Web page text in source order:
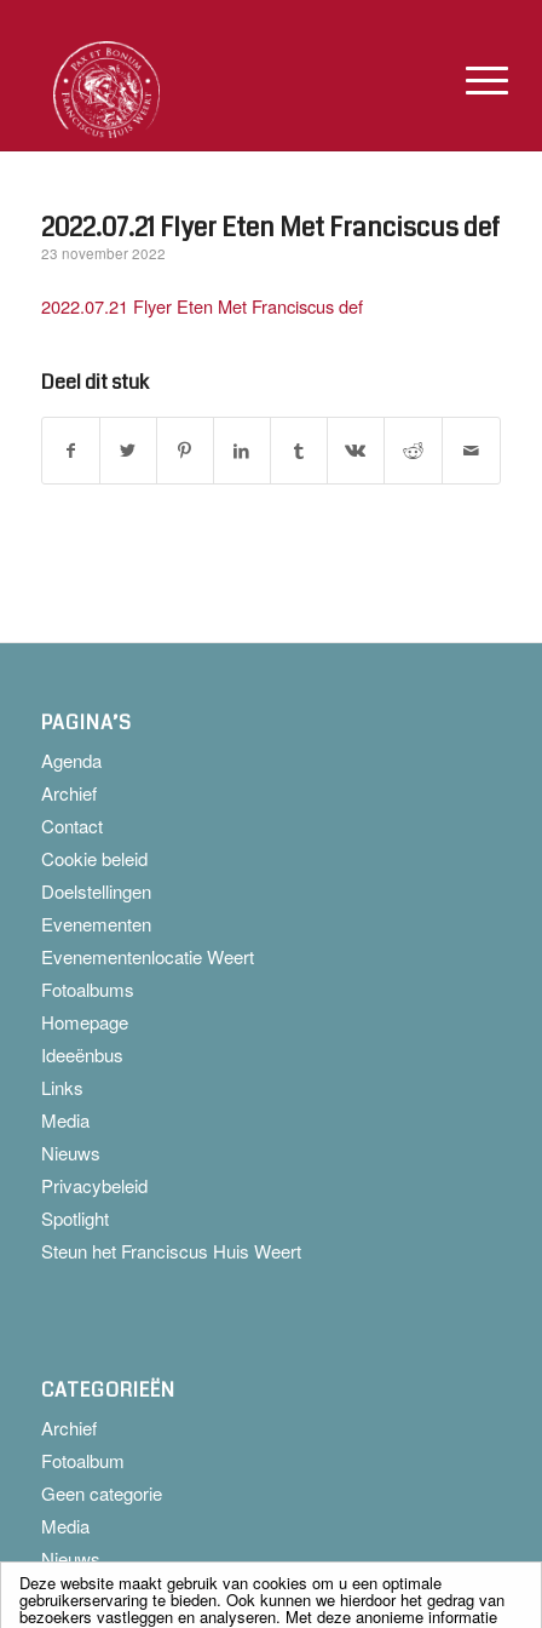
2022.07.21 Flyer Eten Met Franciscus def
23 november 2022
2022.07.21 Flyer Eten Met Franciscus def
Deel dit stuk
PAGINA’S
Agenda
Archief
Contact
Cookie beleid
Doelstellingen
Evenementen
Evenementenlocatie Weert
Fotoalbums
Homepage
Ideeënbus
Links
Media
Nieuws
Privacybeleid
Spotlight
Steun het Franciscus Huis Weert
CATEGORIEËN
Archief
Fotoalbum
Geen categorie
Media
Nieuws
Deze website maakt gebruik van cookies om u een optimale
gebruikerservaring te bieden. Ook kunnen we hierdoor het gedrag van
bezoekers vastleggen en analyseren. Met deze anonieme informatie